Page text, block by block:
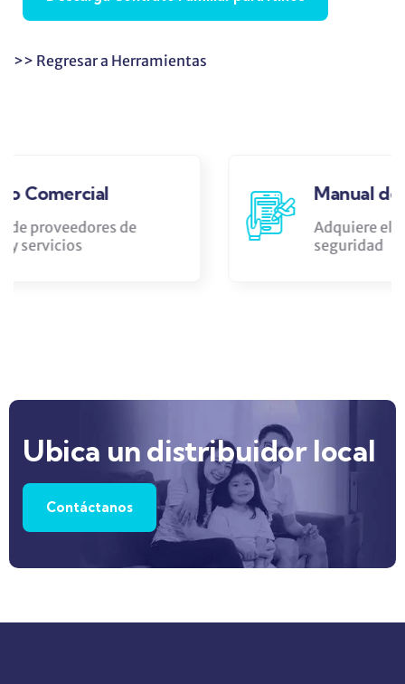
>> Regresar a Herramientas
Manual de Seguridad
Adquiere el libro para prevención y
Ubica un distribuidor local
Contáctanos